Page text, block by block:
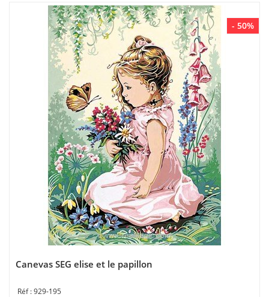
- 50%
Canevas SEG elise et le papillon
929-195